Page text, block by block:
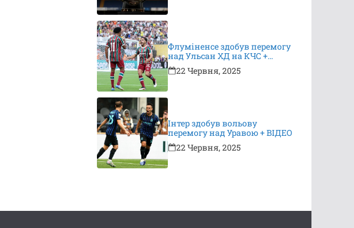
Флуміненсе здобув перемогу
над Ульсан ХД на КЧС +
ВІДЕО
22 Червня, 2025
Інтер здобув вольову
перемогу над Уравою + ВІДЕО
22 Червня, 2025